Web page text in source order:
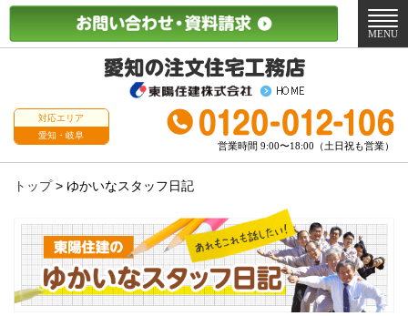
対応エリア
愛知・岐阜
営業時間 9:00〜18:00（土日祝も営業）
メ
ニ
MENU
トップ> ゆかいなスタッフ日記